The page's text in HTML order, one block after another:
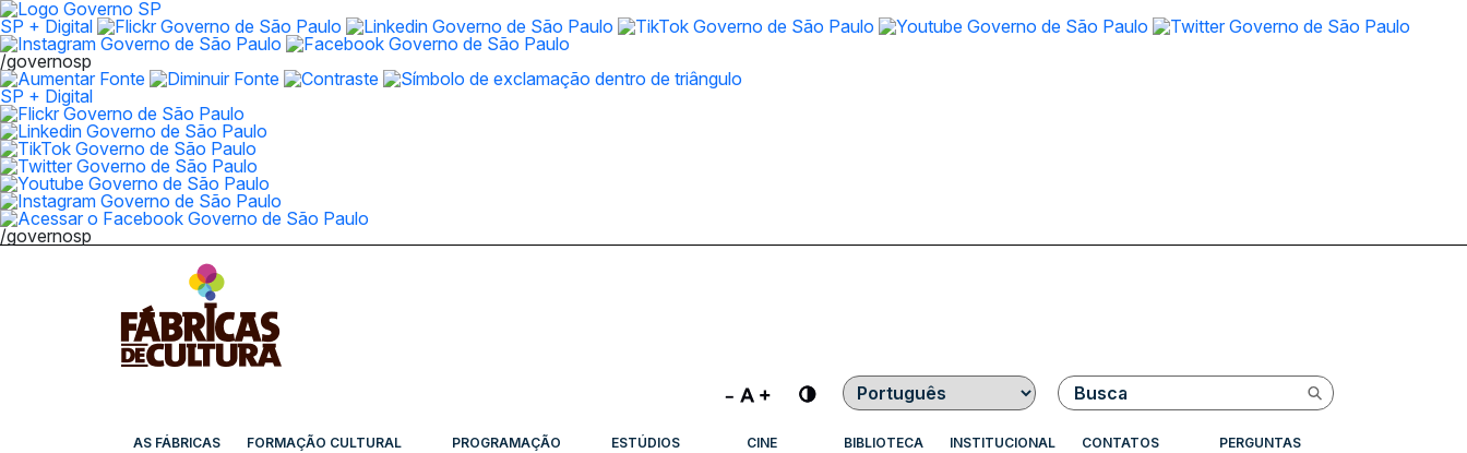
SP + Digital
/governosp
SP + Digital
/governosp
Contraste Buscar
AS FÁBRICAS FORMAÇÃO CULTURAL
PROGRAMAÇÃO
ESTÚDIOS
CINE
BIBLIOTECA INSTITUCIONAL CONTATOS
PERGUNTAS